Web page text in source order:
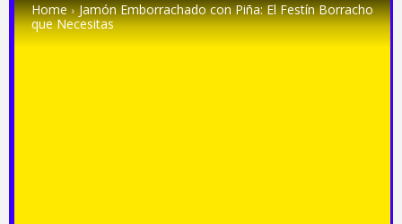
Home
Jamón Emborrachado con Piña: El Festín Borracho
que Necesitas